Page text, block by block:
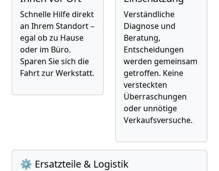
Schnelle Hilfe direkt
an Ihrem Standort –
egal ob zu Hause
oder im Büro.
Sparen Sie sich die
Fahrt zur Werkstatt.
Verständliche
Diagnose und
Beratung,
Entscheidungen
werden gemeinsam
getroffen. Keine
versteckten
Überraschungen
oder unnötige
Verkaufsversuche.
⚙️ Ersatzteile & Logistik